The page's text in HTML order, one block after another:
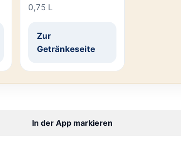
0,75 L
Zur
Getränkeseite
In der App markieren